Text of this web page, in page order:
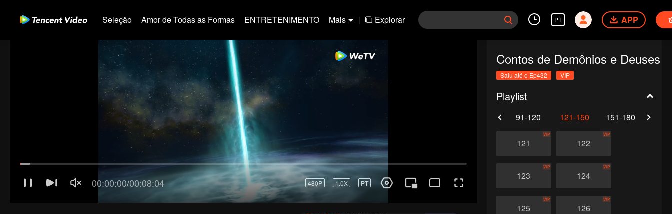
Seleção Amor de Todas as Formas ENTRETENIMENTO Mais | Explorar PT APP
Contos de Demônios e Deuses
Saiu até o Ep432 VIP
Playlist
91-120 121-150 151-180
121
VIP
122
VIP
123
VIP
124
VIP
125
VIP
126
VIP